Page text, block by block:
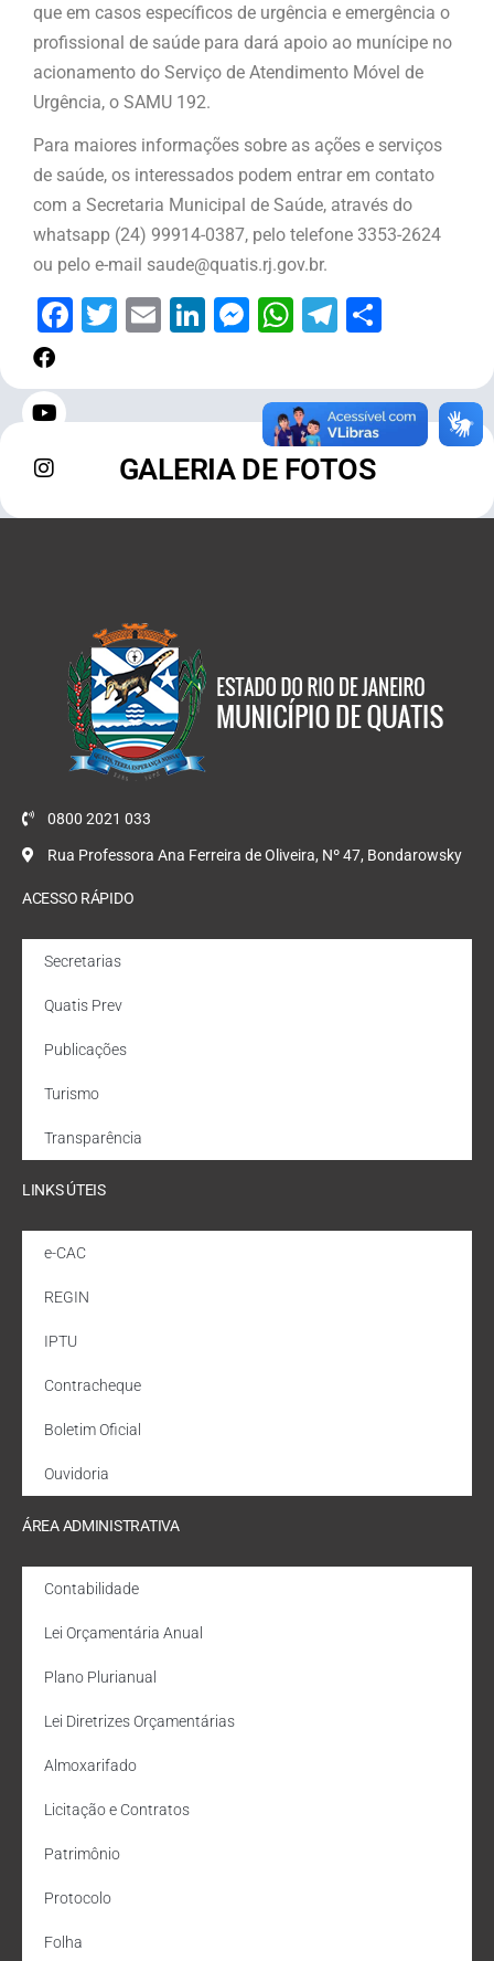
que em casos específicos de urgência e emergência o
profissional de saúde para dará apoio ao munícipe no
acionamento do Serviço de Atendimento Móvel de
Urgência, o SAMU 192.
Para maiores informações sobre as ações e serviços
de saúde, os interessados podem entrar em contato
com a Secretaria Municipal de Saúde, através do
whatsapp (24) 99914-0387, pelo telefone 3353-2624
ou pelo e-mail saude@quatis.rj.gov.br.
Facebook
Twitter
EmailLinkedIn
Messenger
WhatsApp
Telegram
GALERIA DE FOTOS
0800 2021 033
Rua Professora Ana Ferreira de Oliveira, Nº 47, Bondarowsky
ACESSO RÁPIDO
Secretarias
Quatis Prev
Publicações
Turismo
Transparência
LINKS ÚTEIS
e-CAC
REGIN
IPTU
Contracheque
Boletim Oficial
Ouvidoria
ÁREA ADMINISTRATIVA
Contabilidade
Lei Orçamentária Anual
Plano Plurianual
Lei Diretrizes Orçamentárias
Almoxarifado
Licitação e Contratos
Patrimônio
Protocolo
Folha